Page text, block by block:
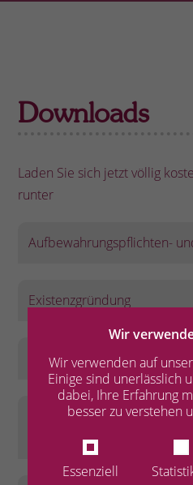
Wir
Wir verwenden auf
Einige sind unerlässlich
dabei, Ihre Erfahrung
besser zu verstehen
Essenziell
Downloads
Laden Sie sich jetzt völlig
runter
Aufbewahrungspflichten-
Existenzgründung
Unternehmensnachfolge
Welche
Unternehmen?